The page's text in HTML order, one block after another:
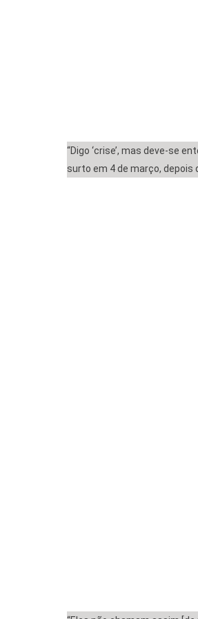
“Digo ‘crise’, mas deve-se
surto em 4 de março, depois